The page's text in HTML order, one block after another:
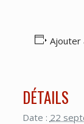
Ajouter
DÉTAILS
Date : 22